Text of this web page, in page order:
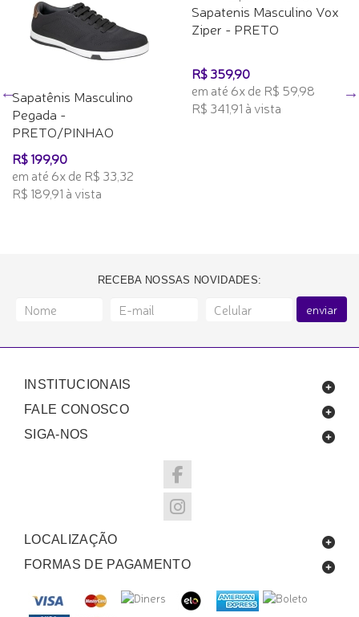
Sapatênis Masculino
Pegada -
PRETO/PINHAO
R$ 199,90
em até 6x de R$ 33,32
R$ 189,91 à vista
Sapatenis Masculino Vox
Ziper - PRETO
R$ 359,90
em até 6x de R$ 59,98
R$ 341,91 à vista
RECEBA NOSSAS NOVIDADES:
enviar
INSTITUCIONAIS
FALE CONOSCO
SIGA-NOS
LOCALIZAÇÃO
FORMAS DE PAGAMENTO